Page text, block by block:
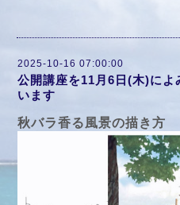
2025-10-16 07:00:00
公開講座を11月6日(木)に
います
秋バラ香る風景の描き方